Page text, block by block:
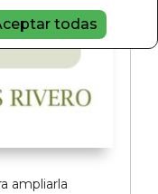
todas
ampliarla